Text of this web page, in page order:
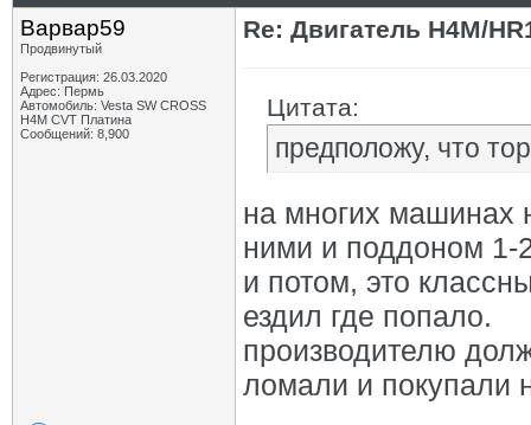
Варвар59
Продвинутый
Регистрация: 26.03.2020
Адрес: Пермь
Автомобиль: Vesta SW CROSS
H4M CVT Платина
Сообщений: 8,900
Re: Двигатель H4M/
Цитата:
предположу, что
на многих машинах
ними и поддоном 1-
и потом, это
ездил где попало.
производителю
ломали и покупали